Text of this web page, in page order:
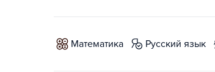
математика русский язык